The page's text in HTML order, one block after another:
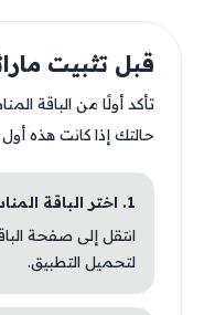
قبل تثبيت
تأكد أولًا من الباقة
حالتك إذا كانت هذه
1. اختر الباقة المناسبة
انتقل إلى صفحة
لتحميل التطبيق.